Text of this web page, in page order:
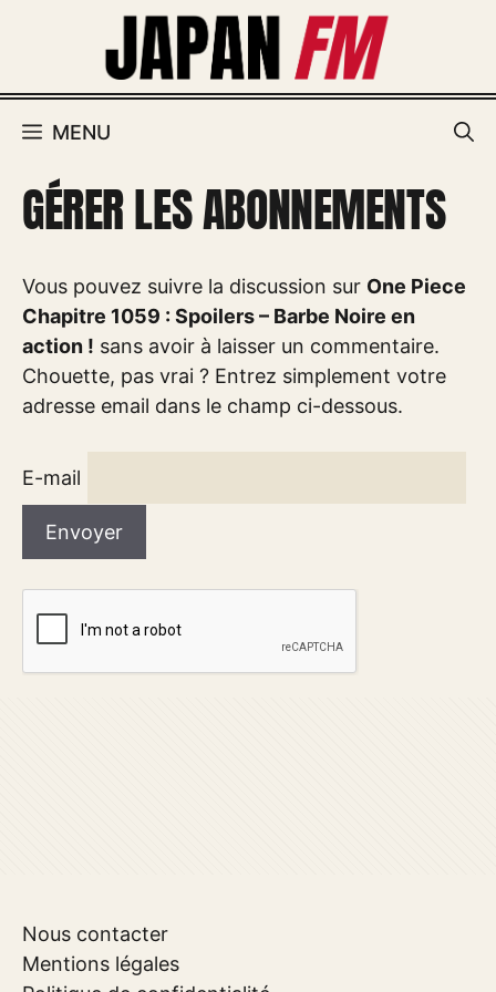
MENU
GÉRER LES ABONNEMENTS
Vous pouvez suivre la discussion sur One Piece
Chapitre 1059 : Spoilers – Barbe Noire en
action ! sans avoir à laisser un commentaire.
Chouette, pas vrai ? Entrez simplement votre
adresse email dans le champ ci-dessous.
E-mail
Nous contacter
Mentions légales